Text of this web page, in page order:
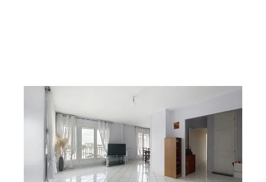
93,79 m , 4 pièces
Ref : 18075
Appartement T4 à vendre
144 000 €